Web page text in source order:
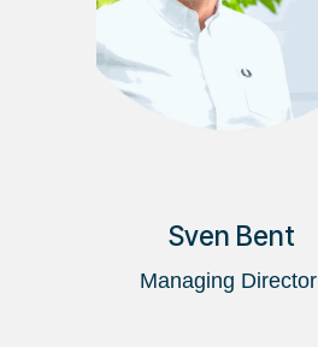
Sven Bent
Managing Director